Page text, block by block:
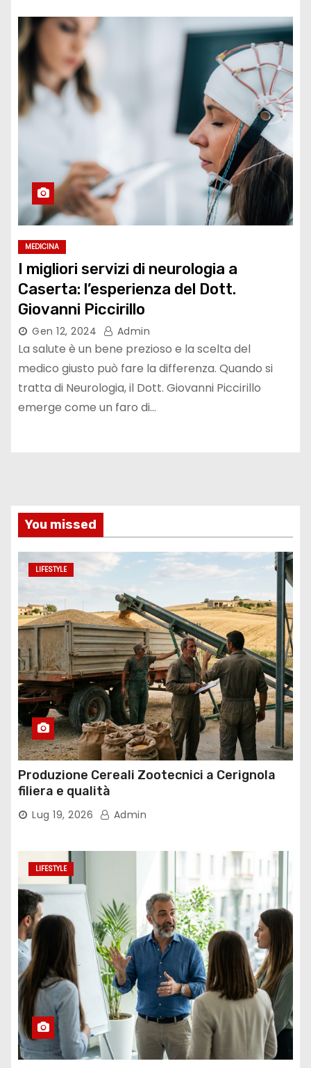
MEDICINA
I migliori servizi di neurologia a
Caserta: l’esperienza del Dott.
Giovanni Piccirillo
Gen 12, 2024 Admin
La salute è un bene prezioso e la scelta del
medico giusto può fare la differenza. Quando si
tratta di Neurologia, il Dott. Giovanni Piccirillo
emerge come un faro di…
You missed
LIFESTYLE
Produzione Cereali Zootecnici a Cerignola
filiera e qualità
Lug 19, 2026 Admin
LIFESTYLE